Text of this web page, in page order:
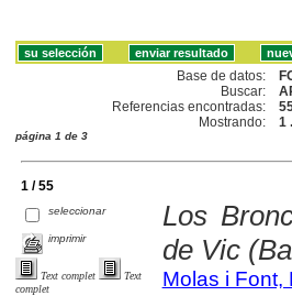
Base de datos:
Buscar:
Referencias encontradas:
Mostrando:
1
página 1 de 3
1 / 55
seleccionar
imprimir
Text complet
Text
complet
Los
de Vic
Molas i Font,